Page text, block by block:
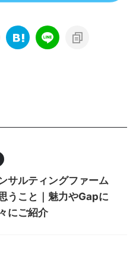
サルティングファーム
うこと｜魅力やGapに
にご紹介